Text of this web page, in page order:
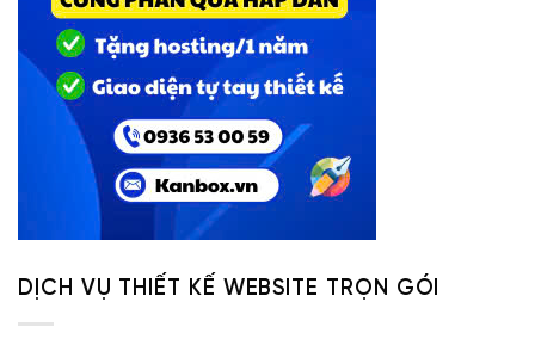
DỊCH VỤ THIẾT KẾ WEBSITE TRỌN GÓI